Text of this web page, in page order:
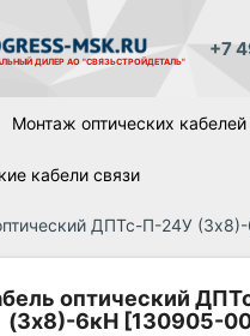
ДИЛЕР АО "СВЯЗЬСТРОЙДЕТАЛЬ"
+7
Монтаж оптических кабелей
кабели связи
ДПТс-П-24У
оптический
(3х8)-6кН [130905-